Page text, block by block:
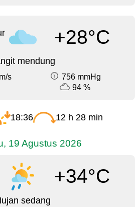
+28°C
mendung
s
756 mmHg
94 %
18:36 12 h 28 min
19 Agustus 2026
+34°C
sedang